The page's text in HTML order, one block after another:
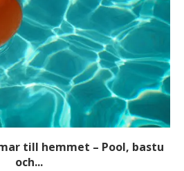
till hemmet – Pool, bastu
och...